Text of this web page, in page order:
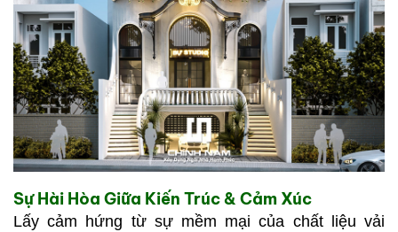
HỆ
Sự Hài Hòa Giữa Kiến Trúc & Cảm Xúc
Lấy cảm hứng từ sự mềm mại của chất liệu vải